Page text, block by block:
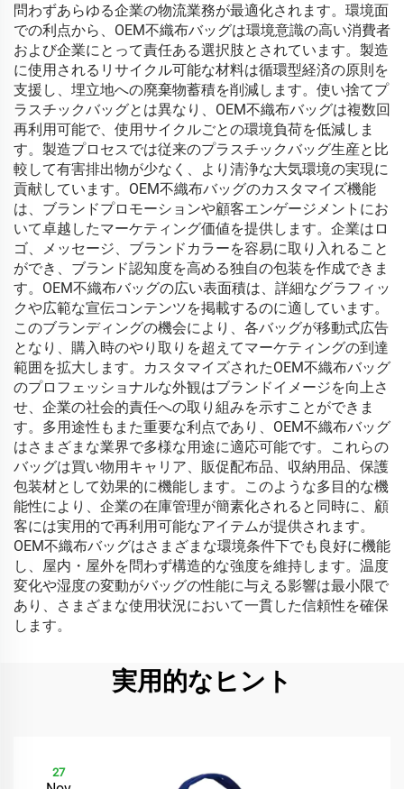
問わずあらゆる企業の物流業務が最適化されます。環境面
での利点から、OEM不織布バッグは環境意識の高い消費者
および企業にとって責任ある選択肢とされています。製造
に使用されるリサイクル可能な材料は循環型経済の原則を
支援し、埋立地への廃棄物蓄積を削減します。使い捨てプ
ラスチックバッグとは異なり、OEM不織布バッグは複数回
再利用可能で、使用サイクルごとの環境負荷を低減しま
す。製造プロセスでは従来のプラスチックバッグ生産と比
較して有害排出物が少なく、より清浄な大気環境の実現に
貢献しています。OEM不織布バッグのカスタマイズ機能
は、ブランドプロモーションや顧客エンゲージメントにお
いて卓越したマーケティング価値を提供します。企業はロ
ゴ、メッセージ、ブランドカラーを容易に取り入れること
ができ、ブランド認知度を高める独自の包装を作成できま
す。OEM不織布バッグの広い表面積は、詳細なグラフィッ
クや広範な宣伝コンテンツを掲載するのに適しています。
このブランディングの機会により、各バッグが移動式広告
となり、購入時のやり取りを超えてマーケティングの到達
範囲を拡大します。カスタマイズされたOEM不織布バッグ
のプロフェッショナルな外観はブランドイメージを向上さ
せ、企業の社会的責任への取り組みを示すことができま
す。多用途性もまた重要な利点であり、OEM不織布バッグ
はさまざまな業界で多様な用途に適応可能です。これらの
バッグは買い物用キャリア、販促配布品、収納用品、保護
包装材として効果的に機能します。このような多目的な機
能性により、企業の在庫管理が簡素化されると同時に、顧
客には実用的で再利用可能なアイテムが提供されます。
OEM不織布バッグはさまざまな環境条件下でも良好に機能
し、屋内・屋外を問わず構造的な強度を維持します。温度
変化や湿度の変動がバッグの性能に与える影響は最小限で
あり、さまざまな使用状況において一貫した信頼性を確保
します。
実用的なヒント
27